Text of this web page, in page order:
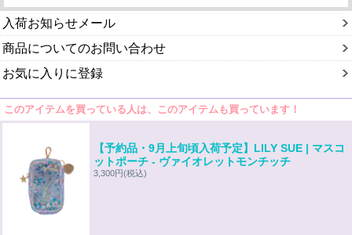
入荷お知らせメール
商品についてのお問い合わせ
お気に入りに登録
このアイテムを買っている人は、このアイテムも買っています！
【予約品・9月上旬頃入荷予定】LILY SUE | マスコ
ットポーチ - ヴァイオレットモンチッチ
3,300円(税込)